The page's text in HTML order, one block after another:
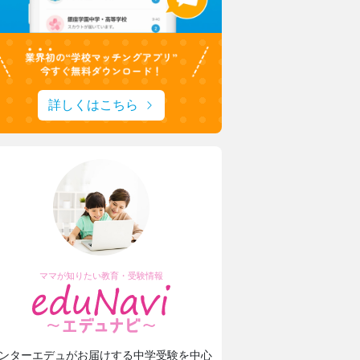
詳しくはこちら
ママが知りたい教育・受験情報
ターエデュがお届けする中学受験を中心